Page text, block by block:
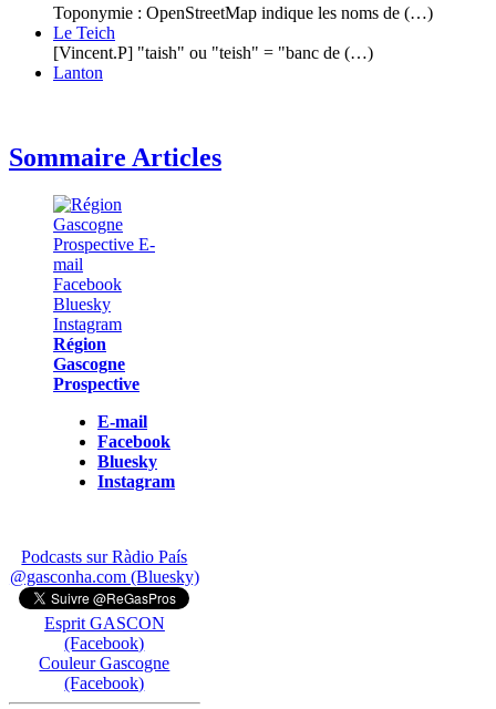
Toponymie : OpenStreetMap indique les noms de (…)
Le Teich
[Vincent.P] "taish" ou "teish" = "banc de (…)
Lanton
Sommaire Articles
Région
Gascogne
Prospective
E-mail
Facebook
Bluesky
Instagram
Podcasts sur Ràdio País
@gasconha.com (Bluesky)
Esprit GASCON
(Facebook)
Couleur Gascogne
(Facebook)